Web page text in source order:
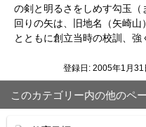
の剣と明るさをしめす勾玉（
回りの矢は、旧地名（矢崎
とともに創立当時の校訓、強
登録日: 2005年1月31
このカテゴリー内の他のペ